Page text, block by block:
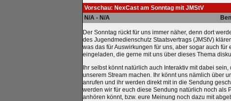
Vorschau: NexCast am Sonntag mit JMStV
N/A - N/A
Der Sonntag rückt für uns immer näher, denn dort
des Jugendmedienschutz Staatsvertrags (JMStV)
was das für Auswirkungen für uns, aber sogar auch
eingeladen, die gerne mit uns über dieses Thema
Ihr selbst könnt natürlich auch Interaktiv mit dabei
unserem Stream machen. Ihr könnt uns nämlich über
anrufen und ihr werden direkt mit in die Sendung
werden wir für euch diese Sendung natürlich noch als
anhören könnt, bzw. eure Meinung noch dazu mit